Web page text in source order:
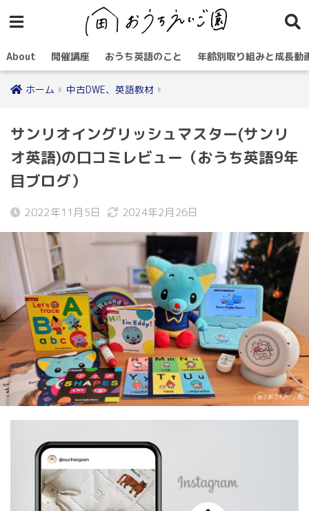
About 開催講座 おうち英語のこと 年齢別取り組みと成長動
ホーム 中古DWE、英語教材
サンリオイングリッシュマスター(サンリ
オ英語)の口コミレビュー（おうち英語9年
目ブログ）
2022年11月5日 2024年2月26日